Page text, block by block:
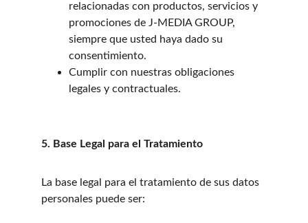
relacionadas con productos, servicios y
promociones de J-MEDIA GROUP,
siempre que usted haya dado su
consentimiento.
Cumplir con nuestras obligaciones
legales y contractuales.
5. Base Legal para el Tratamiento
La base legal para el tratamiento de sus datos
personales puede ser: